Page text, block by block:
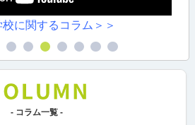
に関するコラム＞＞
- コラム一覧 -